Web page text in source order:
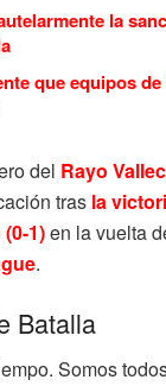
la
que equipos
del Rayo
tras la
1)en la vuelta
.
Batalla
Somos